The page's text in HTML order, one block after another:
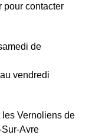
pour contacter
de
vendredi
les Vernoliens de
Avre